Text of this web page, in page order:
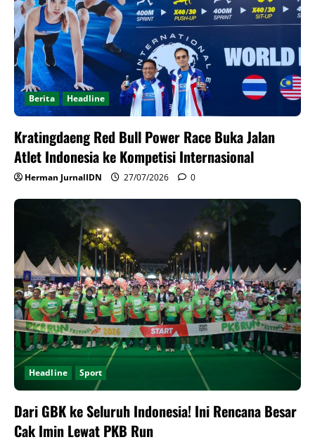
Berita Headline
Kratingdaeng Red Bull Power Race Buka Jalan
Atlet Indonesia ke Kompetisi Internasional
Herman JurnalIDN 27/07/2026 0
Headline Sport
Dari GBK ke Seluruh Indonesia! Ini Rencana Besar
Cak Imin Lewat PKB Run